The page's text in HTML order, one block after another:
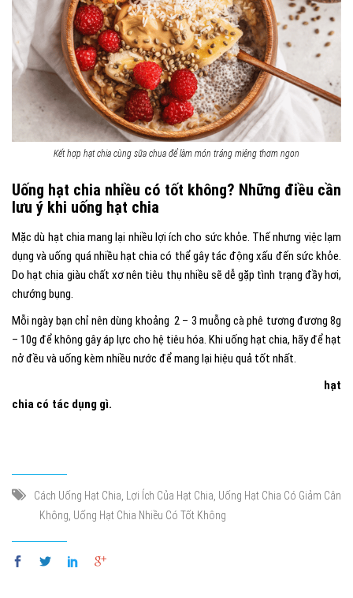
Kết hợp hạt chia cùng sữa chua để làm món tráng miệng thơm ngon
Uống hạt chia nhiều có tốt không? Những điều cần
lưu ý khi uống hạt chia
Mặc dù hạt chia mang lại nhiều lợi ích cho sức khỏe. Thế nhưng việc lạm
dụng và uống quá nhiều hạt chia có thể gây tác động xấu đến sức khỏe.
Do hạt chia giàu chất xơ nên tiêu thụ nhiều sẽ dễ gặp tình trạng đầy hơi,
chướng bụng.
Mỗi ngày bạn chỉ nên dùng khoảng 2 – 3 muỗng cà phê tương đương 8g
– 10g để không gây áp lực cho hệ tiêu hóa. Khi uống hạt chia, hãy để hạt
nở đều và uống kèm nhiều nước để mang lại hiệu quả tốt nhất.
hạt
chia có tác dụng gì.
Cách Uống Hạt Chia, Lợi Ích Của Hạt Chia, Uống Hạt Chia Có Giảm Cân
Không, Uống Hạt Chia Nhiều Có Tốt Không